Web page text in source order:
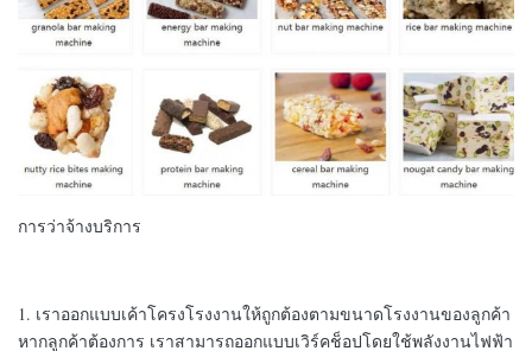
การว่าจ้างบริการ
1. เราออกแบบเค้าโครงโรงงานให้ถูกต้องตามขนาดโรงงานของลูกค้า
หากลูกค้าต้องการ เราสามารถออกแบบเวิร์คช็อปโดยใช้พลังงานไฟฟ้า